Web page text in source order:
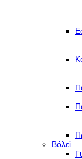
Βόλεϊ